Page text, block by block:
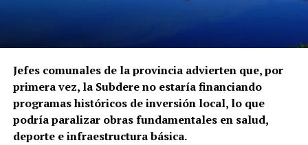
Jefes comunales de la provincia advierten que, por
primera vez, la Subdere no estaría financiando
programas históricos de inversión local, lo que
podría paralizar obras fundamentales en salud,
deporte e infraestructura básica.